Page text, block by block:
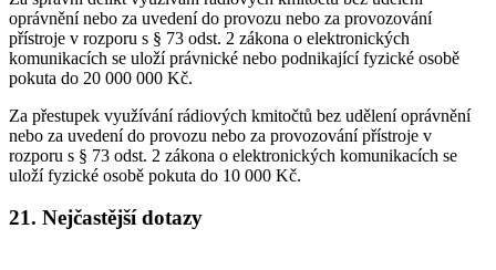
oprávnění nebo za uvedení do provozu nebo za provozování
přístroje v rozporu s § 73 odst. 2 zákona o elektronických
komunikacích se uloží právnické nebo podnikající fyzické osobě
pokuta do 20 000 000 Kč.
Za přestupek využívání rádiových kmitočtů bez udělení oprávnění
nebo za uvedení do provozu nebo za provozování přístroje v
rozporu s § 73 odst. 2 zákona o elektronických komunikacích se
uloží fyzické osobě pokuta do 10 000 Kč.
21. Nejčastější dotazy